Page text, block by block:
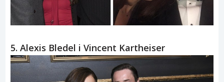
5. Alexis Bledel i Vincent Kartheiser